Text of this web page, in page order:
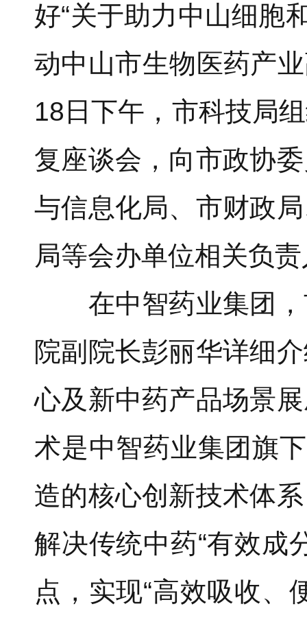
好“关于助力中山细胞
动中山市生物医药产
18日下午，市科技局
复座谈会，向市政协
与信息化局、市财政
局等会办单位相关负
在中智药业集团，
院副院长彭丽华详细
心及新中药产品场景
术是中智药业集团旗
造的核心创新技术体
解决传统中药“有效成
点，实现“高效吸收、